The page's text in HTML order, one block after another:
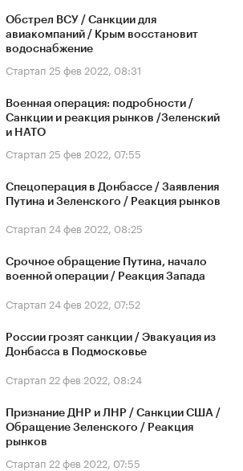
Обстрел ВСУ / Санкции для
авиакомпаний / Крым восстановит
водоснабжение
Стартап 25 фев 2022, 08:31
Военная операция: подробности /
Санкции и реакция рынков /Зеленский
и НАТО
Стартап 25 фев 2022, 07:55
Спецоперация в Донбассе / Заявления
Путина и Зеленского / Реакция рынков
Стартап 24 фев 2022, 08:25
Срочное обращение Путина, начало
военной операции / Реакция Запада
Стартап 24 фев 2022, 07:52
России грозят санкции / Эвакуация из
Донбасса в Подмосковье
Стартап 22 фев 2022, 08:24
Признание ДНР и ЛНР / Санкции США /
Обращение Зеленского / Реакция
рынков
Стартап 22 фев 2022, 07:55